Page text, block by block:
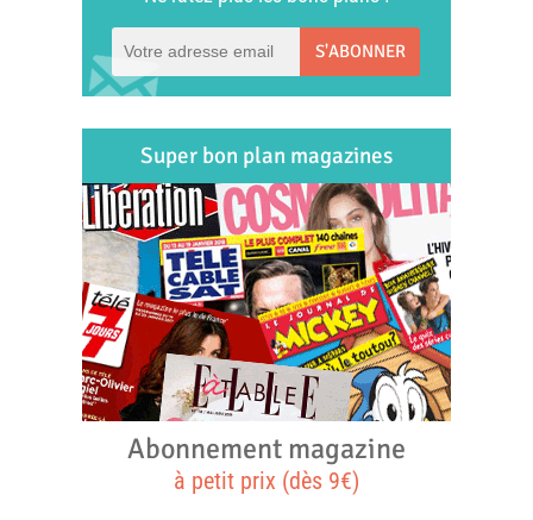
S'ABONNER
Super bon plan magazines
Abonnement magazine
à petit prix (dès 9€)